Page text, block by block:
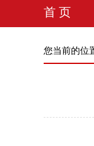
首 页
您当前的位